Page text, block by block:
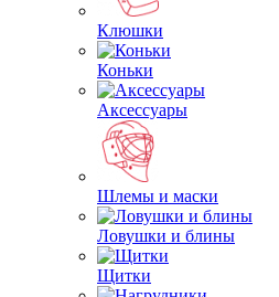
Клюшки
Коньки
Аксессуары
Шлемы и маски
Ловушки и блины
Щитки